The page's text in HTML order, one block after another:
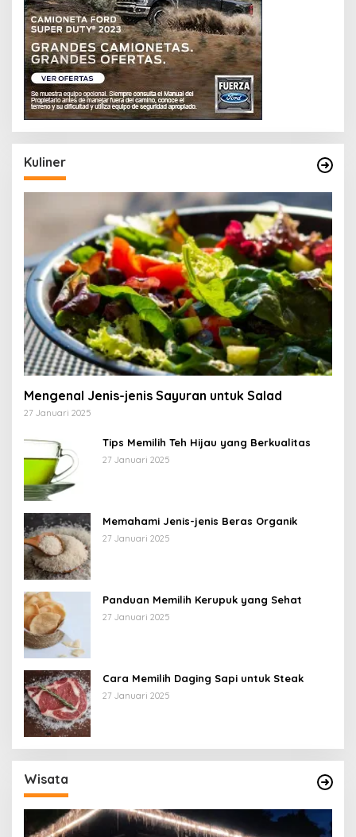
Kuliner
Mengenal Jenis-jenis Sayuran untuk Salad
27 Januari 2025
Tips Memilih Teh Hijau yang Berkualitas
27 Januari 2025
Memahami Jenis-jenis Beras Organik
27 Januari 2025
Panduan Memilih Kerupuk yang Sehat
27 Januari 2025
Cara Memilih Daging Sapi untuk Steak
27 Januari 2025
Wisata